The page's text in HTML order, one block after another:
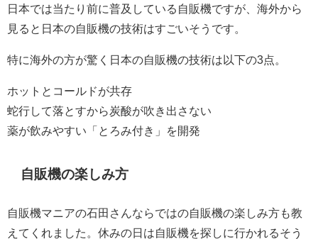
日本では当たり前に普及している自販機ですが、海外から
見ると日本の自販機の技術はすごいそうです。
特に海外の方が驚く日本の自販機の技術は以下の3点。
ホットとコールドが共存
蛇行して落とすから炭酸が吹き出さない
薬が飲みやすい「とろみ付き」を開発
自販機の楽しみ方
自販機マニアの石田さんならではの自販機の楽しみ方も教
えてくれました。休みの日は自販機を探しに行かれるそう